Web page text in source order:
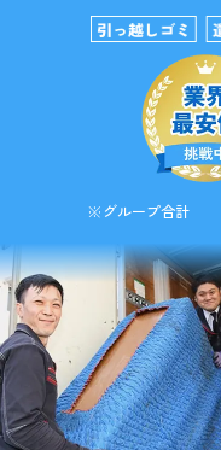
※グループ合計